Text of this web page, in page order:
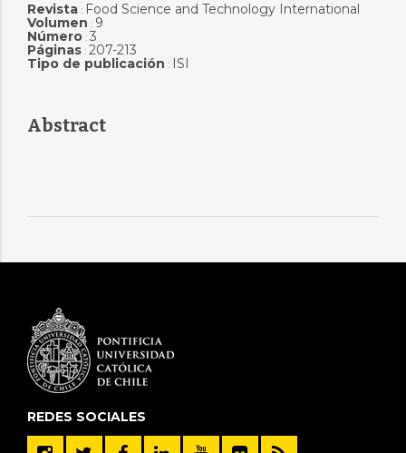
Revista: Food Science and Technology International
Volumen : 9
Número: 3
Páginas: 207-213
Tipo de publicación : ISI
Abstract
REDES SOCIALES